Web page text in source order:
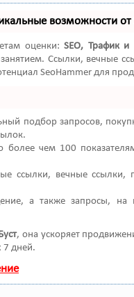
возможности от
оценки:SEO, Трафик и
Ссылки, вечные
SeoHammer для
подбор запросов,
более чем 100
ссылки, вечные ссылки,
а также запросы, на
, она ускоряет
7 дней.